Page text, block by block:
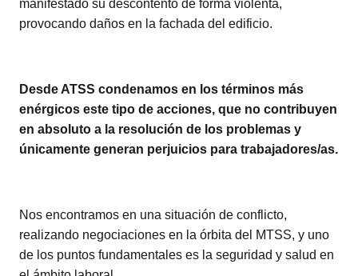
manifestado su descontento de forma violenta,
provocando daños en la fachada del edificio.
Desde ATSS condenamos en los términos más
enérgicos este tipo de acciones, que no contribuyen
en absoluto a la resolución de los problemas y
únicamente generan perjuicios para trabajadores/as.
Nos encontramos en una situación de conflicto,
realizando negociaciones en la órbita del MTSS, y uno
de los puntos fundamentales es la seguridad y salud en